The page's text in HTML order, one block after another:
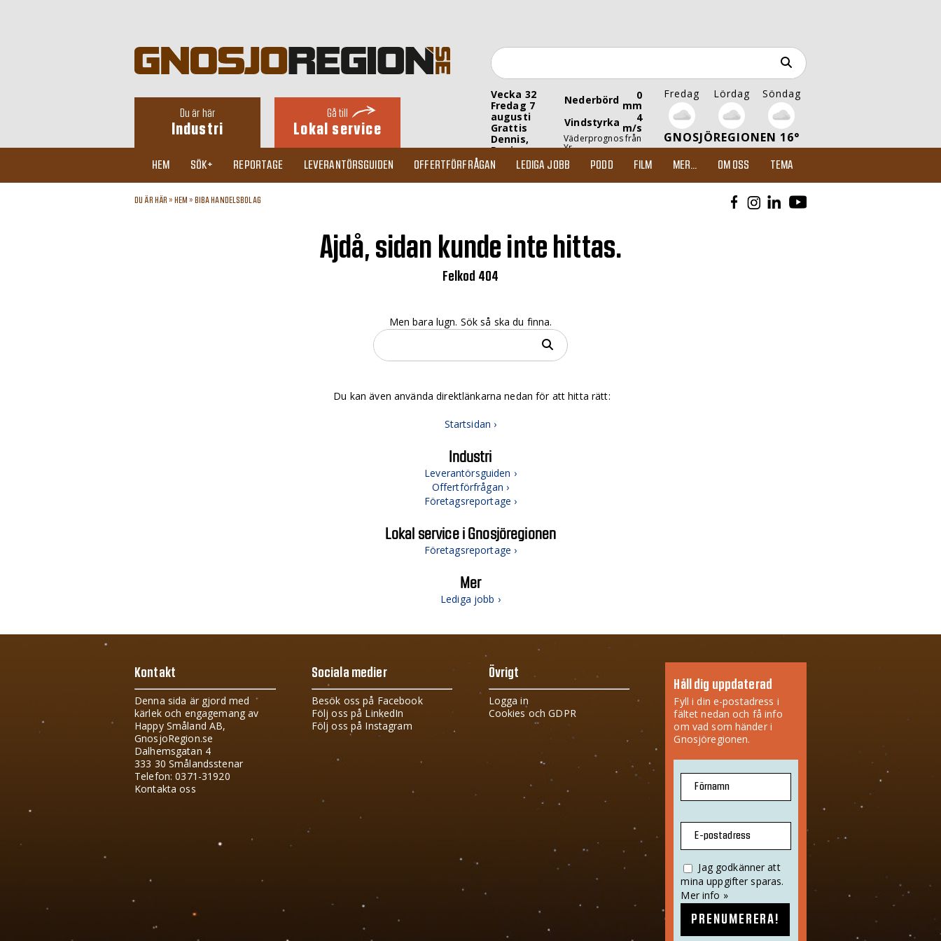
Du är här
Industri
Gå till
Lokal service
Vecka 32
Fredag 7
augusti
Grattis
Dennis,
Denise
Nederbörd 0
mm
Vindstyrka
4
m/s
Väderprognos från
Yr
Fredag Lördag Söndag
GNOSJÖREGIONEN 16°
HEM SÖK+ REPORTAGE LEVERANTÖRSGUIDEN OFFERTFÖRFRÅGAN LEDIGA JOBB PODD FILM MER... OM OSS TEMA
DU ÄR HÄR » HEM » BIBA HANDELSBOLAG
Ajdå, sidan kunde inte hittas.
Felkod 404
Men bara lugn. Sök så ska du finna.
Du kan även använda direktlänkarna nedan för att hitta rätt:
Startsidan ›
Industri
Leverantörsguiden ›
Offertförfrågan ›
Företagsreportage ›
Lokal service i Gnosjöregionen
Företagsreportage ›
Mer
Lediga jobb ›
Kontakt
Denna sida är gjord med
kärlek och engagemang av
Happy Småland AB,
GnosjoRegion.se
Dalhemsgatan 4
333 30 Smålandsstenar
Telefon: 0371-31920
Kontakta oss
Sociala medier
Besök oss på Facebook
Följ oss på LinkedIn
Följ oss på Instagram
Övrigt
Logga in
Cookies och GDPR
Håll dig uppdaterad
Fyll i din e-postadress i
fältet nedan och få info
om vad som händer i
Gnosjöregionen.
Förnamn
E-postadress
Jag godkänner att
mina uppgifter sparas.
Mer info »
PRENUMERERA!